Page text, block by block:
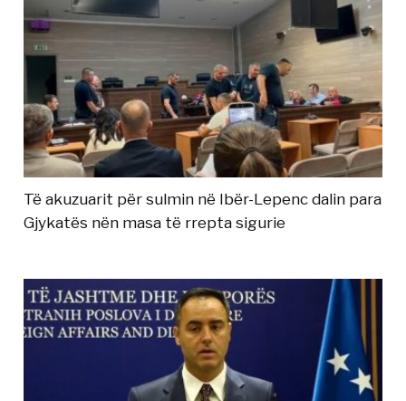
Të akuzuarit për sulmin në Ibër-Lepenc dalin para
Gjykatës nën masa të rrepta sigurie